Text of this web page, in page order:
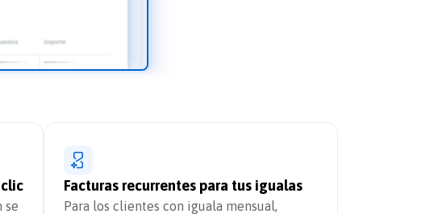
se
Facturas recurrentes para tus igualas
Para los clientes con iguala mensual,